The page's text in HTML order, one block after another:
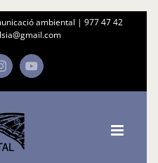
ambiental | 977 47 42
InstagramYouTube